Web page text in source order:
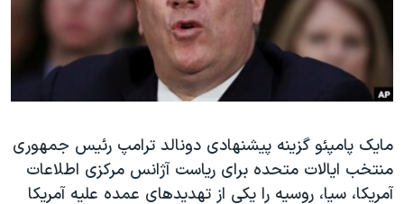
فرهنگ و زندگی
حقوق شهروندی
اقتصادی
اسرائیل در جنگ
گالری عکس
مستندها
انتخابات ریاست جمهوری آمریکا ۲۰۲۴
حمله جمهوری اسلامی به اسرائیل
ورزش زنان در ایران
اعتراضات زن، زندگی، آزادی
دنبال کنید
زبانهای مختلف
مایک پامپئو گزینه پیشنهادی دونالد ترامپ رئیس جمهوری
منتخب ایالات متحده برای ریاست آژانس مرکزی اطلاعات
آمریکا، سیا، روسیه را یکی از تهدیدهای عمده علیه آمریکا